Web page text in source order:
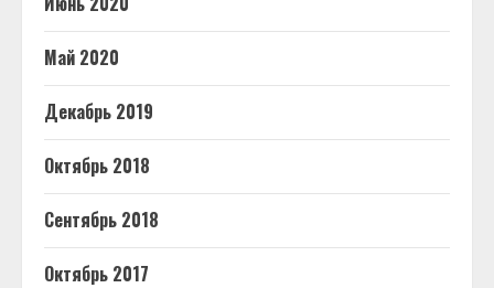
Май 2020
Декабрь 2019
Октябрь 2018
Сентябрь 2018
Октябрь 2017